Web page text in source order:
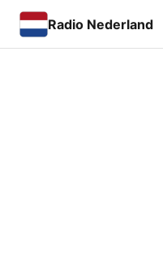
Radio Nederland